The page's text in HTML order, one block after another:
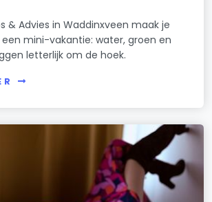
& Advies in Waddinxveen maak je
een mini-vakantie: water, groen en
letterlijk om de hoek.